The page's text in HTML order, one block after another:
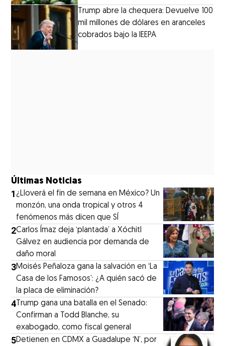
Trump abre la chequera: Devuelve 100
mil millones de dólares en aranceles
cobrados bajo la IEEPA
Últimas Noticias
1¿Lloverá el fin de semana en México? Un
monzón, una onda tropical y otros 4
fenómenos más dicen que SÍ
2Carlos Ímaz deja ‘plantada’ a Xóchitl
Gálvez en audiencia por demanda de
daño moral
3Moisés Peñaloza gana la salvación en ‘La
Casa de los Famosos’: ¿A quién sacó de
la placa de eliminación?
4 Trump gana una batalla en el Senado:
Confirman a Todd Blanche, su
exabogado, como fiscal general
5Detienen en CDMX a Guadalupe ‘N’, por